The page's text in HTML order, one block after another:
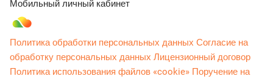
Мобильный личный кабинет
Политика обработки персональных данных Согласие на
обработку персональных данных Лицензионный договор
Политика использования файлов «cookie» Поручение на